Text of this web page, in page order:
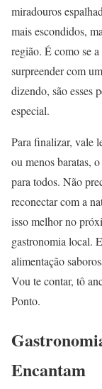
miradouros
mais escondidos,
região. É como se
surpreender com
dizendo, são esses
especial.
Para finalizar, vale
ou menos baratas,
para todos. Não
reconectar com a
isso melhor no
gastronomia local.
alimentação
Vou te contar, tô
Ponto.
Encantam